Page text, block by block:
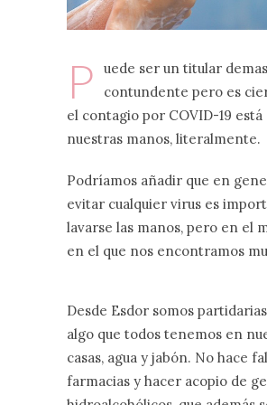
P
uede ser un titular
contundente pero es
el contagio por COVID-19 está
nuestras manos, literalmente.
Podríamos añadir que en
evitar cualquier virus es
lavarse las manos, pero en el
en el que nos encontramos
Desde Esdor somos
algo que todos tenemos en
casas, agua y jabón. No hace
farmacias y hacer acopio de